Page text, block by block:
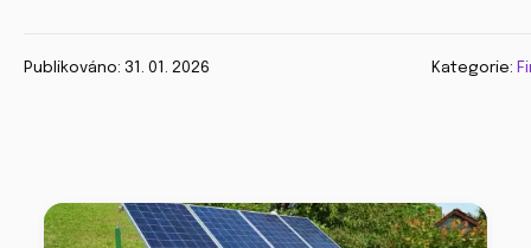
Publikováno: 31. 01. 2026 Kategorie: